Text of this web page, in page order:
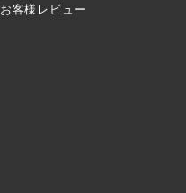
お客様レビュー